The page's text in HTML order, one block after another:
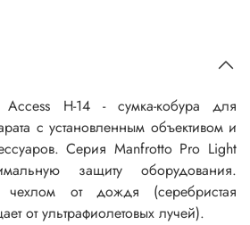
H-14 - сумка-кобура для
с установленным объективом и
Серия Manfrotto Pro Light
защиту оборудования.
чехлом от дождя (серебристая
от ультрафиолетовых лучей).